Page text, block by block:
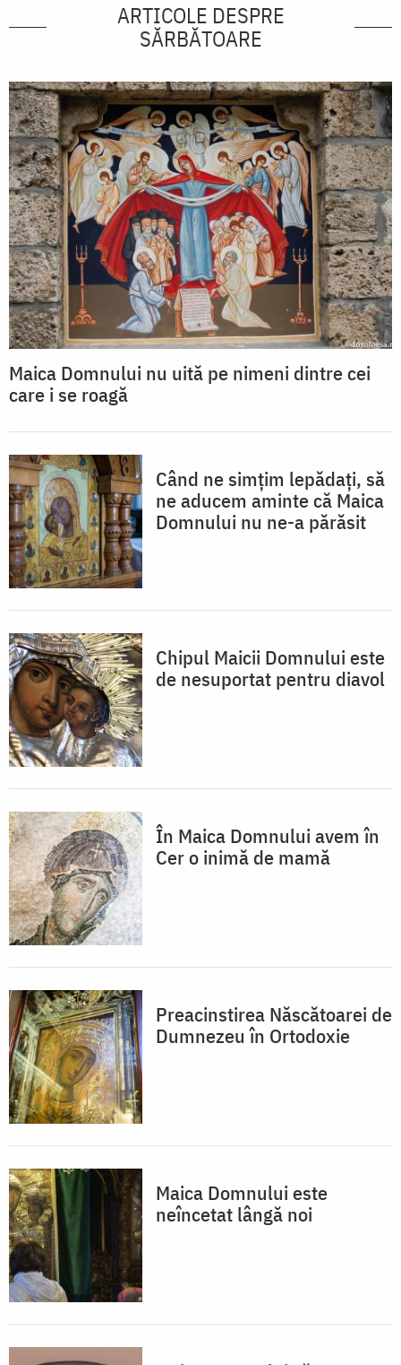
ARTICOLE DESPRE
SĂRBĂTOARE
Maica Domnului nu uită pe nimeni dintre cei
care i se roagă
Când ne simțim lepădați, să
ne aducem aminte că Maica
Domnului nu ne-a părăsit
Chipul Maicii Domnului este
de nesuportat pentru diavol
În Maica Domnului avem în
Cer o inimă de mamă
Preacinstirea Născătoarei de
Dumnezeu în Ortodoxie
Maica Domnului este
neîncetat lângă noi